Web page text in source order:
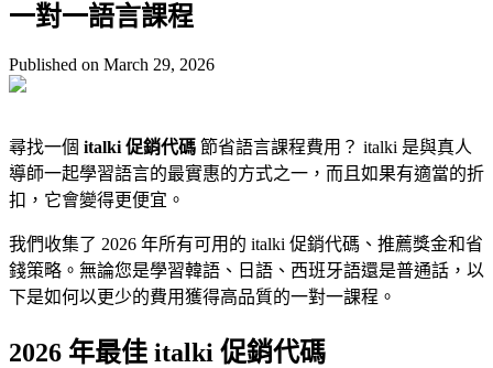
一對一語言課程
Published on March 29, 2026
尋找一個 italki 促銷代碼 節省語言課程費用？ italki 是與真人
導師一起學習語言的最實惠的方式之一，而且如果有適當的折
扣，它會變得更便宜。
我們收集了 2026 年所有可用的 italki 促銷代碼、推薦獎金和省
錢策略。無論您是學習韓語、日語、西班牙語還是普通話，以
下是如何以更少的費用獲得高品質的一對一課程。
2026 年最佳 italki 促銷代碼